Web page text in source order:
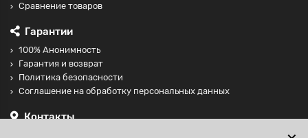
Сравнение товаров
Гарантии
100% Анонимность
Гарантия и возврат
Политика безопасности
Соглашение на обработку персональных данных
Контакты